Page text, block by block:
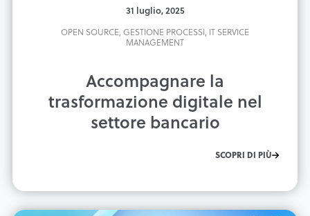
31 luglio, 2025
OPEN SOURCE, GESTIONE PROCESSI, IT SERVICE
MANAGEMENT
Accompagnare la
trasformazione digitale nel
settore bancario
SCOPRI DI PIÙ